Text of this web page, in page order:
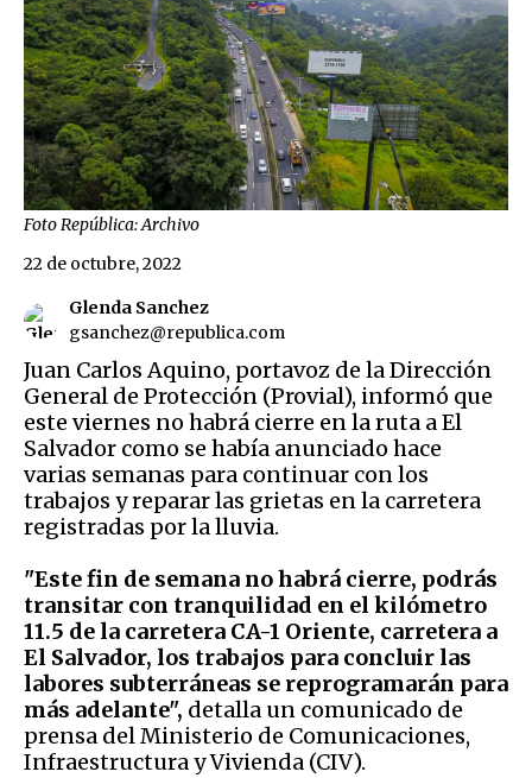
Foto República: Archivo
Glenda Sanchez
gsanchez@republica.com
22 de octubre, 2022
Juan Carlos Aquino, portavoz de la Dirección
General de Protección (Provial), informó que
este viernes no habrá cierre enla ruta a El
Salvador como se había anunciado hace
varias semanas para continuar con los
trabajos y reparar las grietas en la carretera
registradas por la lluvia.
"Este fin de semana no habrá cierre, podrás
transitar con tranquilidad en el kilómetro
11.5 de la carretera CA-1 Oriente, carretera a
El Salvador, los trabajos para concluir las
labores subterráneas se reprogramarán para
más adelante", detalla un comunicado de
prensa del Ministerio de Comunicaciones,
Infraestructura y Vivienda (CIV).